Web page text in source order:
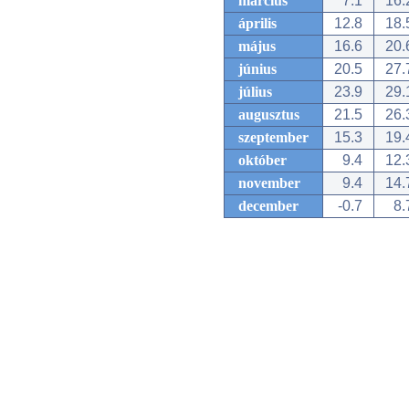
április
12.8
május
16.6
június
20.5
július
23.9
augusztus
21.5
szeptember
15.3
október
9.4
november
9.4
december
-0.7